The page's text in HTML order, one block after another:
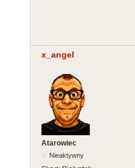
x_angel
Atarowiec
Nieaktywny